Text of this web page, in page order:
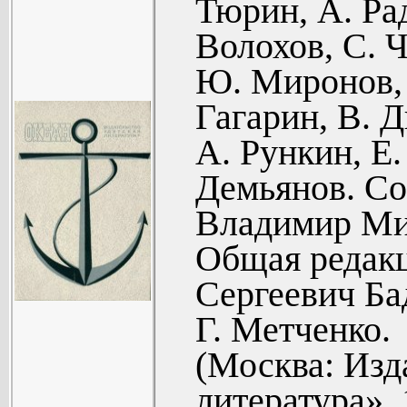
МЕЖДУ
А.
случается
А.
М.
Стихи (59).
Г.
Повесть
И.
Великий.
И.
Рассказ
Ю.
(102).
Ю.
Рассказ
Тюрин, А.
Волохов, С.
Ю. Миронов,
Гагарин, В.
А. Рункин,
Демьянов.
Владимир
Общая
Сергеевич
Г. Метченко.
(Москва: